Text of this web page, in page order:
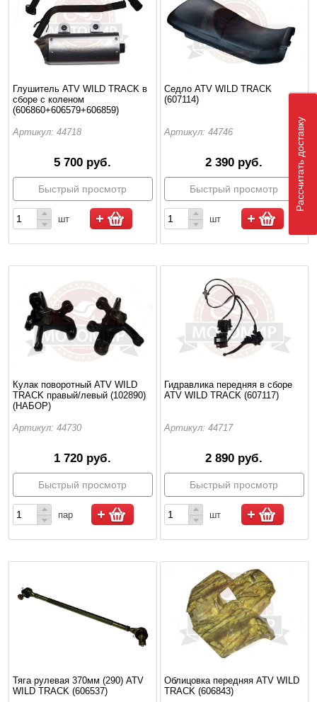
Глушитель ATV WILD TRACK в
сборе с коленом
(606860+606579+606859)
Артикул: 44718
5 700 руб.
Быстрый просмотр
шт
Седло ATV WILD TRACK
(607114)
Артикул: 44746
2 390 руб.
Быстрый просмотр
шт
Кулак поворотный ATV WILD
TRACK правый/левый (102890)
(НАБОР)
Артикул: 44730
1 720 руб.
Быстрый просмотр
пар
Гидравлика передняя в сборе
ATV WILD TRACK (607117)
Артикул: 44717
2 890 руб.
Быстрый просмотр
шт
Тяга рулевая 370мм (290) ATV
WILD TRACK (606537)
Облицовка передняя ATV WILD
TRACK (606843)
Рассчитать доставку